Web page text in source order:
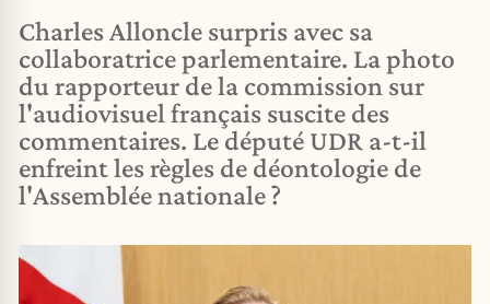
Charles Alloncle surpris avec sa
collaboratrice parlementaire. La photo
du rapporteur de la commission sur
l'audiovisuel français suscite des
commentaires. Le député UDR a-t-il
enfreint les règles de déontologie de
l'Assemblée nationale ?